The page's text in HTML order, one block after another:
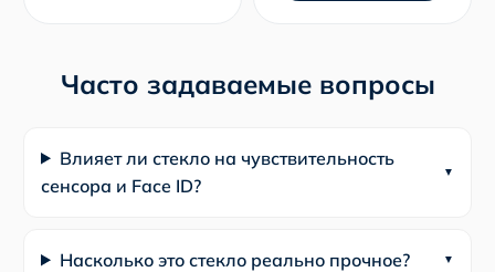
Часто задаваемые вопросы
Влияет ли стекло на чувствительность
сенсора и Face ID?
Насколько это стекло реально прочное?